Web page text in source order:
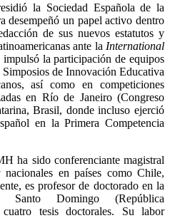
la Sociedad Española de la
desempeñó un papel activo dentro
de sus nuevos estatutos y
ante la International
impulsó la participación de equipos
Simposios de Innovación Educativa
así como en competiciones
en Río de Janeiro (Congreso
Brasil, donde incluso ejerció
en la Primera Competencia
ha sido conferenciante magistral
en países como Chile,
es profesor de doctorado en la
Santo Domingo (República
tesis doctorales. Su labor